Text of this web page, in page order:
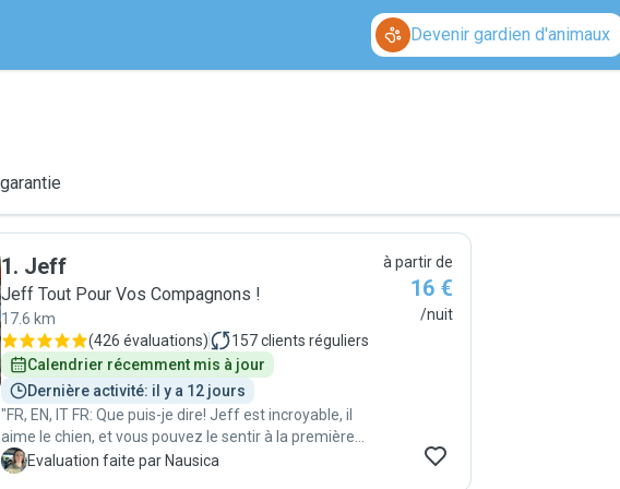
Devenir gardien d'animaux
1. Jeff
Jeff Tout Pour Vos Compagnons !
17.6 km
(426 évaluations) 157clients réguliers
Calendrier récemment mis à jour
Dernière activité: il y a 12 jours
"FR, EN, IT FR: Que puis-je dire! Jeff est incroyable, il
aime le chien, et vous pouvez le sentir à la première
vue! Carlo, mon Carlin, est super sympa mais un peu
N Evaluation faite par Nausica
à partir de
16 €
/nuit